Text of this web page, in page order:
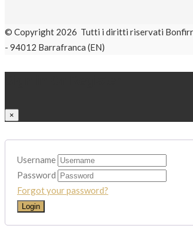
© Copyright 2026 Tutti i diritti riservati
- 94012 Barrafranca (EN)
×
Username
Password
Forgot your password?